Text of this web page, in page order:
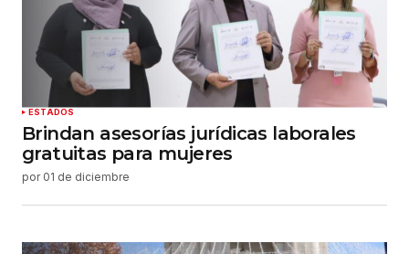
ESTADOS
Brindan asesorías jurídicas laborales
gratuitas para mujeres
por 01 de diciembre